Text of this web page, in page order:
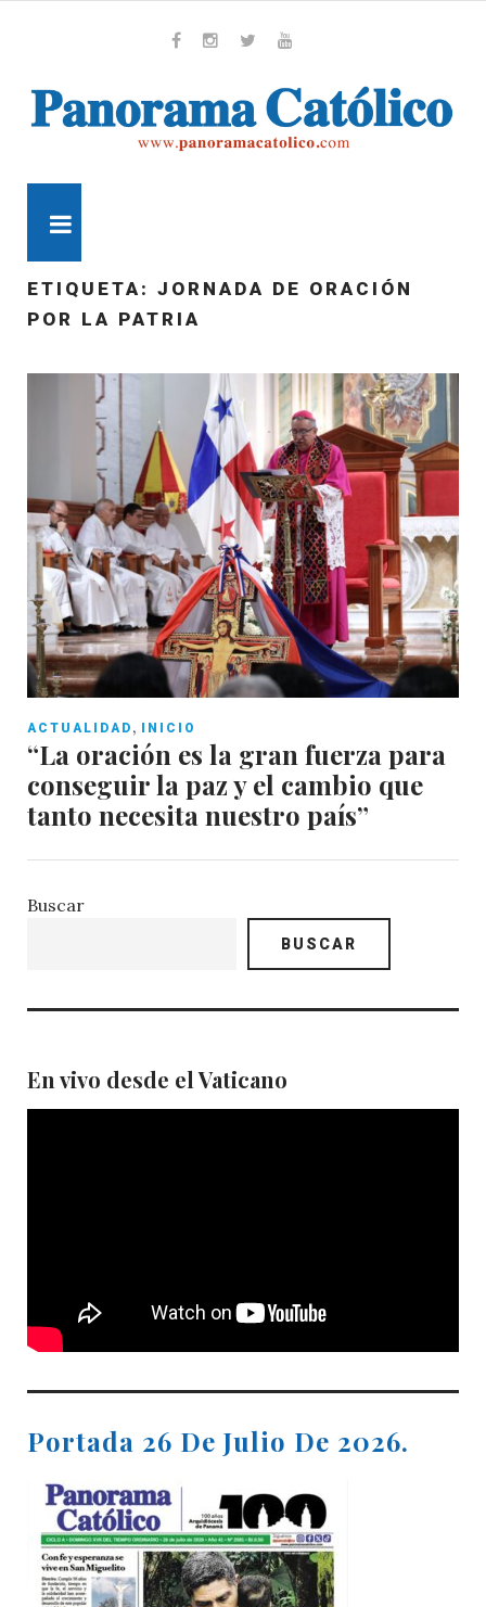
ETIQUETA: JORNADA DE ORACIÓN
POR LA PATRIA
ACTUALIDAD , INICIO
“La oración es la gran fuerza para
conseguir la paz y el cambio que
tanto necesita nuestro país”
Buscar
BUSCAR
En vivo desde el Vaticano
Portada 26 De Julio De 2026.